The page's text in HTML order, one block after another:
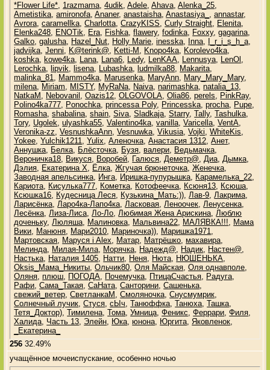
*Flower Life*, 1razmama,4udik,Adele,Ahava,Alenka_25,
Ametistika,amironofa,Ananer,anastaisha,Anastasiya_ ,annastar,
Avrora,caramellka,Charlotta,CrazyKISS,Curly Straight, Elenita,
Elenka248, ENOTik, Era, Fishka,flawery,fodinka, Foxxy,gagarina,
Galko,galusha, Hazel_Nut, Holly Marie,inesska, Inna, I_r_i_s_h_a,
jadvijka,Jenni, K@terink@, Ketti-M , Knopo4ka, Korolevo4ka,
koshka, kowe4ka, Lana, Lana6, Ledy, LenKAA, Lennusya, LenOl ,
Lerochka, lipvik, lisena, Lubashka, ludmilka88, Makarita,
malinka_81, Mammo4ka, Marusenka, MaryAnn, Mary_Mary_Mary,
milena, Miriam, MISTY, MyRaNa, Naiva,narimashka,natalia_13,
NatkaM , Nebovanil ,Oazis12,OLGOVOLA,Olia86,perels, PinkRay,
Polino4ka777, Ponochka,princessa Poly, Princesska,procha, Pupe,
Romasha,shabalina,shain,Siva,Sladkaja,Starry,Tally,Tashulka,
Tory, Ugolek,ulyashka55,Valentino4ka,vanilla,Varicella,VentA,
Veronika-zz,VesnushkaAnn,Vesnuwka,Vikusia,Vojki,WhiteKis,
Yokee,Yulchik1211,Yulix,Аленочка,Анастасия 1312,Анет,
Аннушка, Белка, Блёсточка, Бузя,валери, Ведьмачка,
Вероничка18, Викуся, Воробей, Галюся,Деметр@,Диа,Дымка,
Дэлия, Екатерина Х, Ёлка,Жгучая брюнеточка,Женечка,
Заводная апельсинка, Инга, Иришка-пупурышка, Карамелька_22,
Кариота, Кисулька777, Кометка, Котофеечка, Ксюня13, Ксюша,
Ксюшка16, Кудесница Леся, Кузькина_Мать:)),Лав-9,Лакрима,
Ларисёнка,Ларо4ка-Лапо4ка,Ласковая,Леноочек,Ленусенка,
Лесёнка,Лиза-Лиса,Ло-Ло,Любимая Жена Арискина,Люблю
доченьку,Люляша, Малиновка, Мальвина22, МАЛЯВКА!!!, Мама
Вики, Манюня, Мари2010, Мариночка)), Маришка1971,
Мартовская, Маруся i Alex, Матар, Матрёшко,махавира,
Мелинда, Милая-Мила, Морячка, Надежд@, Надик, Настен@,
Настька, Наталия 1405, Натти, Неня, Нюта, НЮШЕНЬКА,
Оksis_Мама_Никиты,Ольчик80,Оля Майская,Оля однавполе,
Оляня,плюш, ПОГОДА, Почемучка, ПтицаСчастья, Радуга,
Рафи,Сама_Такая,СаНата,Санторини,Сашенька,
свежий_ветер,СветланкаМ ,Смоляночка,Снусмумрик,
Солнечный лучик,Стуся,сЫч,Танюффка,Танюха,Ташка,
Тетя_Доктор),Тимилена,Тома,Умница,Феникс,Феррари,Филя,
Халида, Часть 13, Элейн, Юка,юнона, Юргита,Яковленок,
_Екатерина_
256 32.49%
учащённое мочеиспускание, особенно ночью